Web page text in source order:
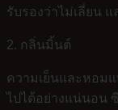
รับรองว่าไม่เลี่ยน
2. กลิ่นมิ้นต์
ความเย็นและหอม
ไปได้อย่างแน่นอน